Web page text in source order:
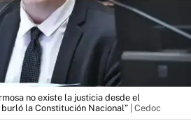
no existe la justicia desde el
la Constitución Nacional” | Cedoc